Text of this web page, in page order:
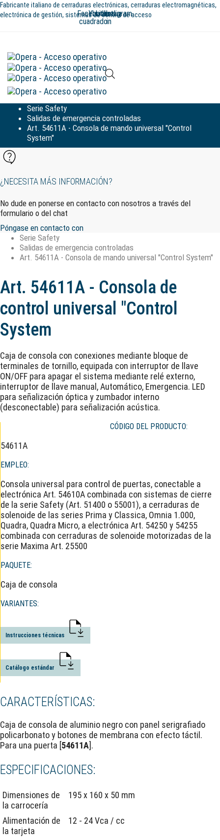
Saltar
enlaces
Ir
al
Fabricante italiano de cerraduras electrónicas, cerraduras electromagnéticas,
electrónica de gestión, sistemas de control de acceso
Facebook-
cuadrado
Youtube
Linkedin-
in
Instagram
la
Serie Safety
Salidas de emergencia controladas
Art. 54611A - Consola de mando universal "Control
System"
¿NECESITA MÁS INFORMACIÓN?
No dude en ponerse en contacto con nosotros a través del
formulario o del chat
Póngase en contacto con
Serie Safety
Salidas de emergencia controladas
Art. 54611A - Consola de mando universal "Control System"
Art. 54611A - Consola de
control universal "Control
System
Caja de consola con conexiones mediante bloque de
terminales de tornillo, equipada con interruptor de llave
ON/OFF para apagar el sistema mediante relé externo,
interruptor de llave manual, Automático, Emergencia. LED
para señalización óptica y zumbador interno
(desconectable) para señalización acústica.
CÓDIGO DEL PRODUCTO:
54611A
EMPLEO:
Consola universal para control de puertas, conectable a
electrónica Art. 54610A combinada con sistemas de cierre
de la serie Safety (Art. 51400 o 55001), a cerraduras de
solenoide de las series Prima y Classica, Omnia 1.000,
Quadra, Quadra Micro, a electrónica Art. 54250 y 54255
combinada con cerraduras de solenoide motorizadas de la
serie Maxima Art. 25500
PAQUETE:
Caja de consola
VARIANTES:
Instrucciones técnicas
Catálogo estándar
CARACTERÍSTICAS:
Caja de consola de aluminio negro con panel serigrafiado
policarbonato y botones de membrana con efecto táctil.
Para una puerta [54611A].
ESPECIFICACIONES:
Dimensiones de
la carrocería
195 x 160 x 50 mm
Alimentación de
la tarjeta
12 - 24 Vca / cc